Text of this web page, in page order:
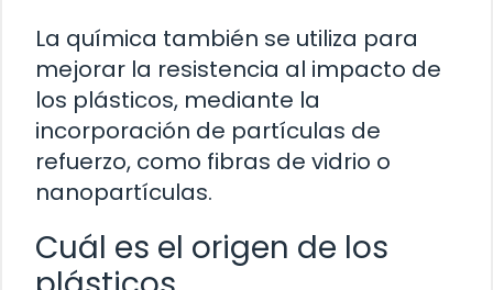
La química también se utiliza para
mejorar la resistencia al impacto de
los plásticos, mediante la
incorporación de partículas de
refuerzo, como fibras de vidrio o
nanopartículas.
Cuál es el origen de los